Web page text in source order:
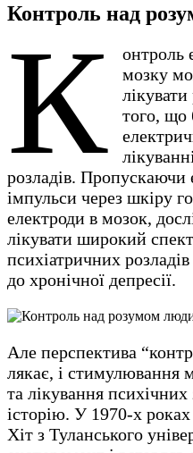
Контроль над
К
онтроль
мозку
того, що
розладів. Пропускаючи
імпульси через шкіру
електроди в мозок,
лікувати широкий
психіатричних
до хронічної депресії.
Але перспектива
лякає, і стимулювання
та лікування
історію. У 1970-х
Хіт з Туланського